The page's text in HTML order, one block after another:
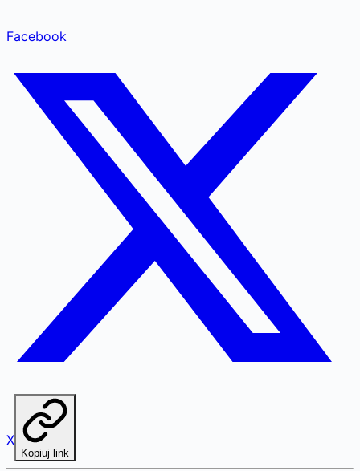
Facebook
X
Kopiuj link